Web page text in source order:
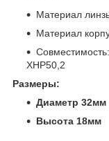
Материал
Материал
XHP50,2
Размеры:
Диаметр 32мм
Высота 18мм